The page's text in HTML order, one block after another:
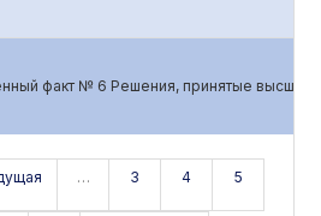
факт № 6 Решения, принятые высшим
… 3 4 5